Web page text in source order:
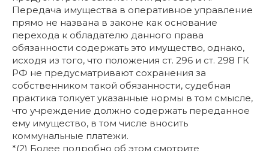
Передача имущества в оперативное управление
прямо не названа в законе как основание
перехода к обладателю данного права
обязанности содержать это имущество, однако,
исходя из того, что положения ст. 296 и ст. 298 ГК
РФ не предусматривают сохранения за
собственником такой обязанности, судебная
практика толкует указанные нормы в том смысле,
что учреждение должно содержать переданное
ему имущество, в том числе вносить
коммунальные платежи.
*(2) Более подробно об этом смотрите